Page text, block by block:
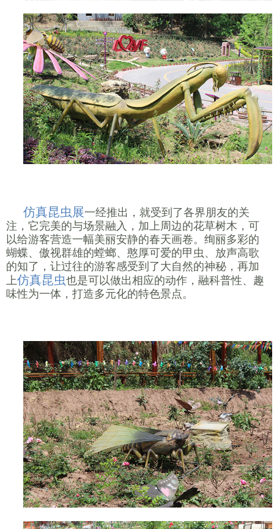
仿真昆虫展一经推出，就受到了各界朋友的关
注，它完美的与场景融入，加上周边的花草树木，可
以给游客营造一幅美丽安静的春天画卷。绚丽多彩的
蝴蝶、傲视群雄的螳螂、憨厚可爱的甲虫、放声高歌
的知了，让过往的游客感受到了大自然的神秘，再加
上仿真昆虫也是可以做出相应的动作，融科普性、趣
味性为一体，打造多元化的特色景点。